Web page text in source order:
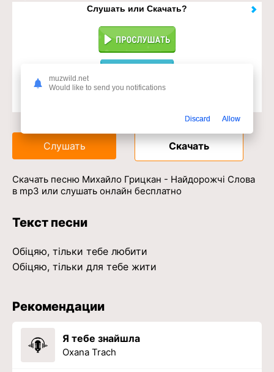
Слушать или Скачать?
Слушать Скачать
Скачать песню Михайло Грицкан - Найдорожчi Слова
в mp3 или слушать онлайн бесплатно
Текст песни
Обіцяю, тільки тебе любити
Обіцяю, тільки для тебе жити
Рекомендации
Я тебе знайшла
Oxana Trach
muzwild.net
Would like to send you notifications
Discard Allow